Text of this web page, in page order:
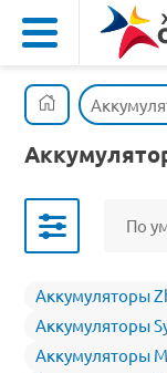
По
Аккумуляторы
Аккумуляторы
Аккумуляторы